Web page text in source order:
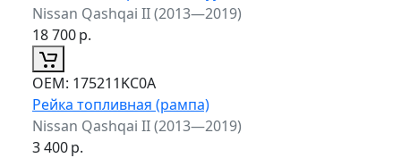
Nissan Qashqai II (2013—2019)
18 700р.
ОЕМ: 175211KC0A
Рейка топливная (рампа)
Nissan Qashqai II (2013—2019)
3 400р.